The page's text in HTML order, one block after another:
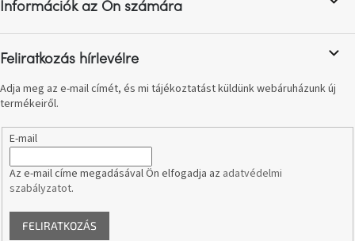
e-
Formwood
repül
A
nyári
hullámon
é
c
Információk az Ön számára
Feliratkozás hírlevélre
Adja meg az e-mail címét, és mi tájékoztatást küldünk webáruházunk új
termékeiről.
E-mail
Az e-mail címe megadásával Ön elfogadja az adatvédelmi
szabályzatot.
FELIRATKOZÁS